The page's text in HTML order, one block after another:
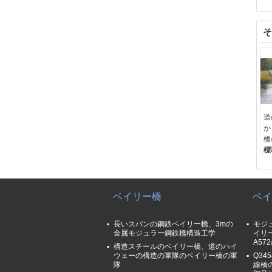
道
橋
標
ベイリー橋
長いスパンの鋼鉄ベイリー橋、3mの
金属モジュラー鋼鉄橋構造工学
構造スチールのベイリー橋、道のハイ
ウェーの構造の軍隊のベイリー橋の軍
隊
ベ
モジ
イリ
A572
線橋